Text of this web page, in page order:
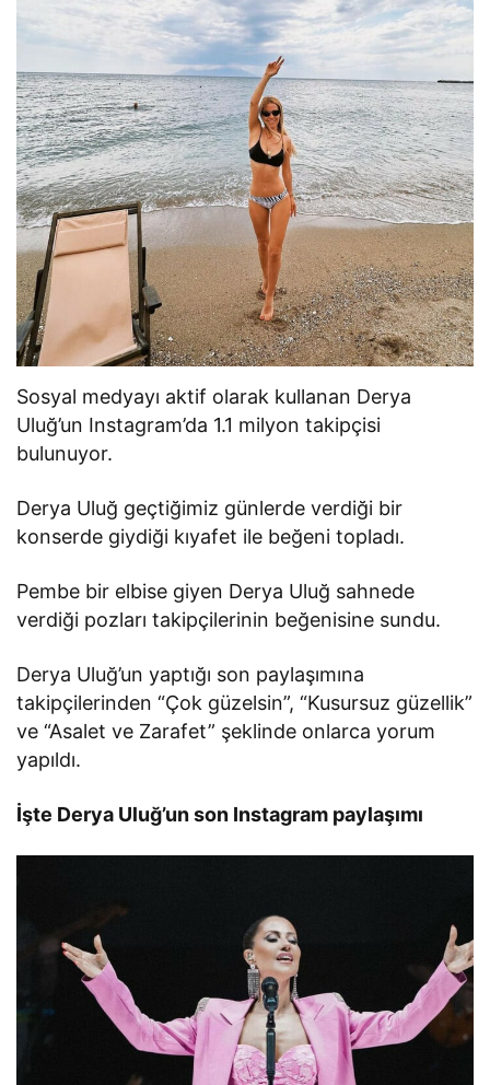
Sosyal medyayı aktif olarak kullanan Derya
Uluğ’un Instagram’da 1.1 milyon takipçisi
bulunuyor.
Derya Uluğ geçtiğimiz günlerde verdiği bir
konserde giydiği kıyafet ile beğeni topladı.
Pembe bir elbise giyen Derya Uluğ sahnede
verdiği pozları takipçilerinin beğenisine sundu.
Derya Uluğ’un yaptığı son paylaşımına
takipçilerinden “Çok güzelsin”, “Kusursuz güzellik”
ve “Asalet ve Zarafet” şeklinde onlarca yorum
yapıldı.
İşte Derya Uluğ’un son Instagram paylaşımı